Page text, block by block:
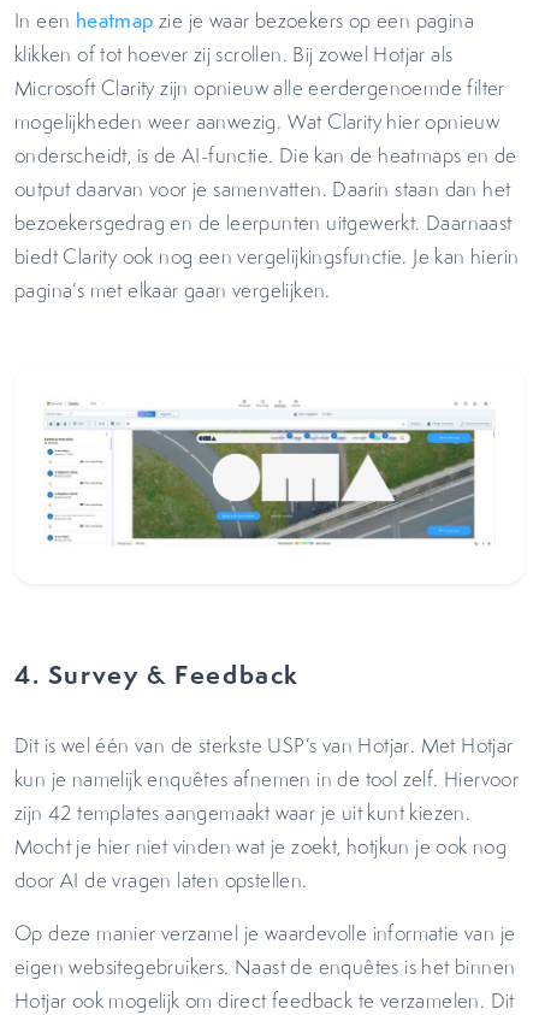
In een heatmap zie je waar bezoekers op een pagina
klikken of tot hoever zij scrollen. Bij zowel Hotjar als
Microsoft Clarity zijn opnieuw alle eerdergenoemde filter
mogelijkheden weer aanwezig. Wat Clarity hier opnieuw
onderscheidt, is de AI-functie. Die kan de heatmaps en de
output daarvan voor je samenvatten. Daarin staan dan het
bezoekersgedrag en de leerpunten uitgewerkt. Daarnaast
biedt Clarity ook nog een vergelijkingsfunctie. Je kan hierin
pagina’s met elkaar gaan vergelijken.
4. Survey & Feedback
Dit is wel één van de sterkste USP’s van Hotjar. Met Hotjar
kun je namelijk enquêtes afnemen in de tool zelf. Hiervoor
zijn 42 templates aangemaakt waar je uit kunt kiezen.
Mocht je hier niet vinden wat je zoekt, hotjkun je ook nog
door AI de vragen laten opstellen.
Op deze manier verzamel je waardevolle informatie van je
eigen websitegebruikers. Naast de enquêtes is het binnen
Hotjar ook mogelijk om direct feedback te verzamelen. Dit